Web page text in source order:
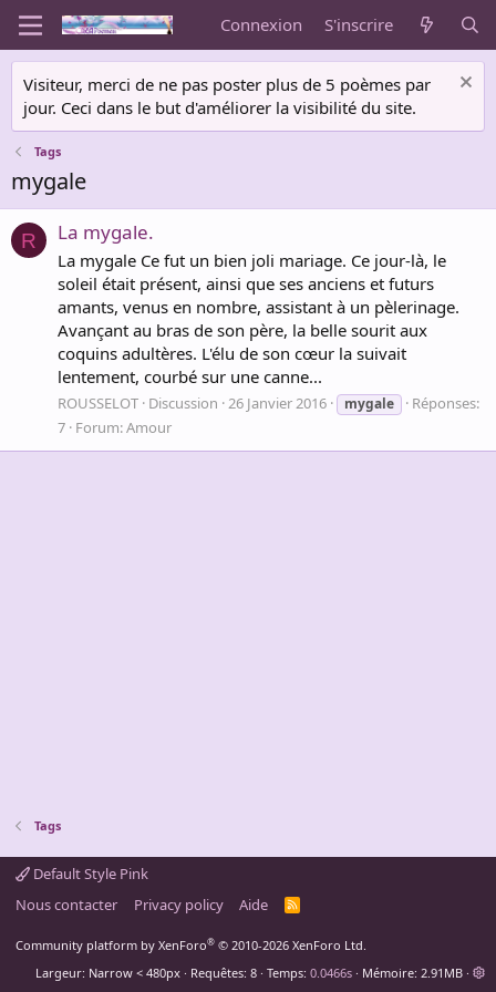
Connexion S'inscrire
Visiteur, merci de ne pas poster plus de 5 poèmes par
jour. Ceci dans le but d'améliorer la visibilité du site.
Tags
mygale
R La mygale.
La mygale Ce fut un bien joli mariage. Ce jour-là, le
soleil était présent, ainsi que ses anciens et futurs
amants, venus en nombre, assistant à un pèlerinage.
Avançant au bras de son père, la belle sourit aux
coquins adultères. L'élu de son cœur la suivait
lentement, courbé sur une canne...
ROUSSELOT Discussion 26 Janvier 2016 mygale
Réponses:
7 Forum:Amour
Tags
Default Style Pink
Nous contacter
Privacy policy Aide
R
Community platform by XenForo® © 2010-2026 XenForo Ltd.
Largeur
Requêtes 8 Temps 0.0466s Mémoire 2.91MB